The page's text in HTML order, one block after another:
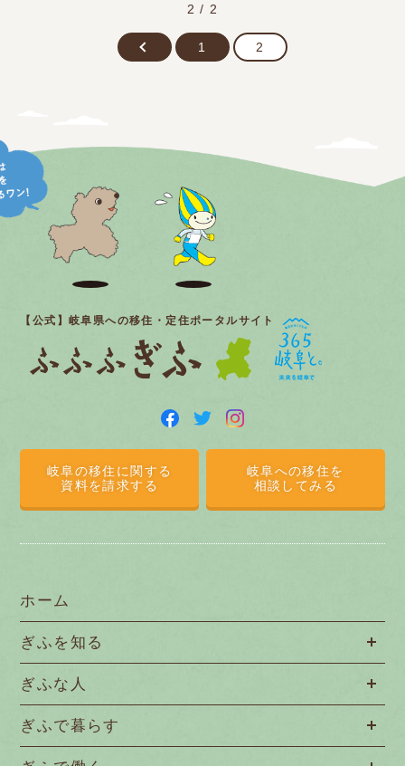
2 / 2
1 2
【公式】岐阜県への移住・定住ポータルサイト
岐阜の移住に関する
資料を請求する
岐阜への移住を
相談してみる
ホーム
ぎふを知る
ぎふな人
ぎふで暮らす